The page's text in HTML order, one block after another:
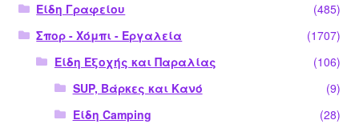
Είδη Γραφείου
(485)
Σπορ - Χόμπι - Εργαλεία
(1707)
Είδη Εξοχής και Παραλίας
(106)
SUP, Βάρκες και Κανό
(9)
Είδη Camping
(28)